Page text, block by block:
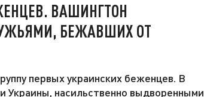
ВАШИНГТОН
БЕЖАВШИХ ОТ
первых украинских беженцев. В
Украины, насильственно выдворенными